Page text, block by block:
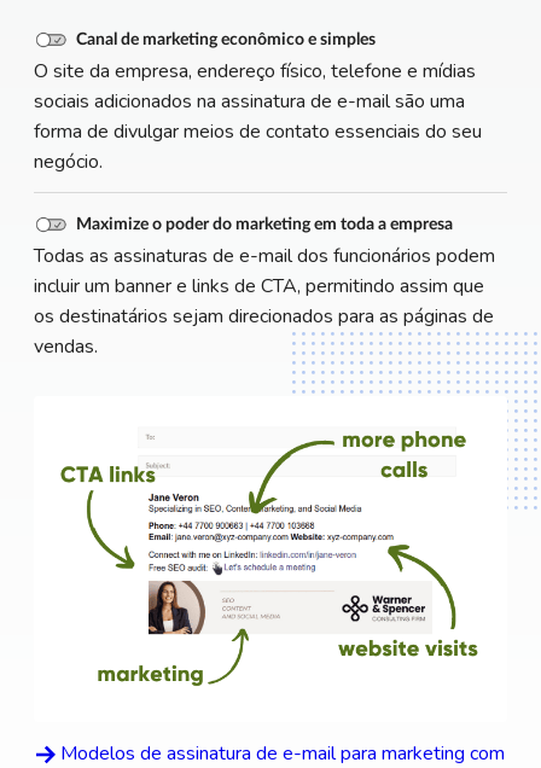
Canal de marketing econômico e simples
O site da empresa, endereço físico, telefone e mídias
sociais adicionados na assinatura de e-mail são uma
forma de divulgar meios de contato essenciais do seu
negócio.
Maximize o poder do marketing em toda a empresa
Todas as assinaturas de e-mail dos funcionários podem
incluir um banner e links de CTA, permitindo assim que
os destinatários sejam direcionados para as páginas de
vendas.
Modelos de assinatura de e-mail para marketing com